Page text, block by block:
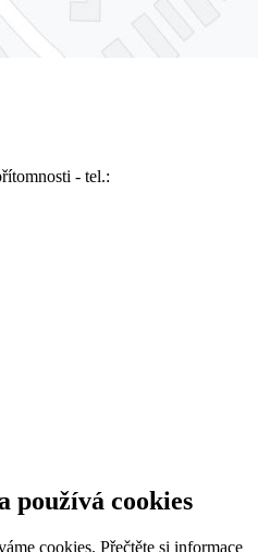
- tel.:
používá cookies
cookies. Přečtěte si informace